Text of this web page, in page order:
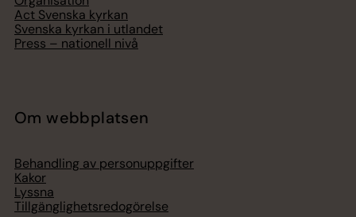
Act Svenska kyrkan
Svenska kyrkan i utlandet
Press – nationell nivå
Om webbplatsen
Behandling av personuppgifter
Kakor
Lyssna
Tillgänglighetsredogörelse